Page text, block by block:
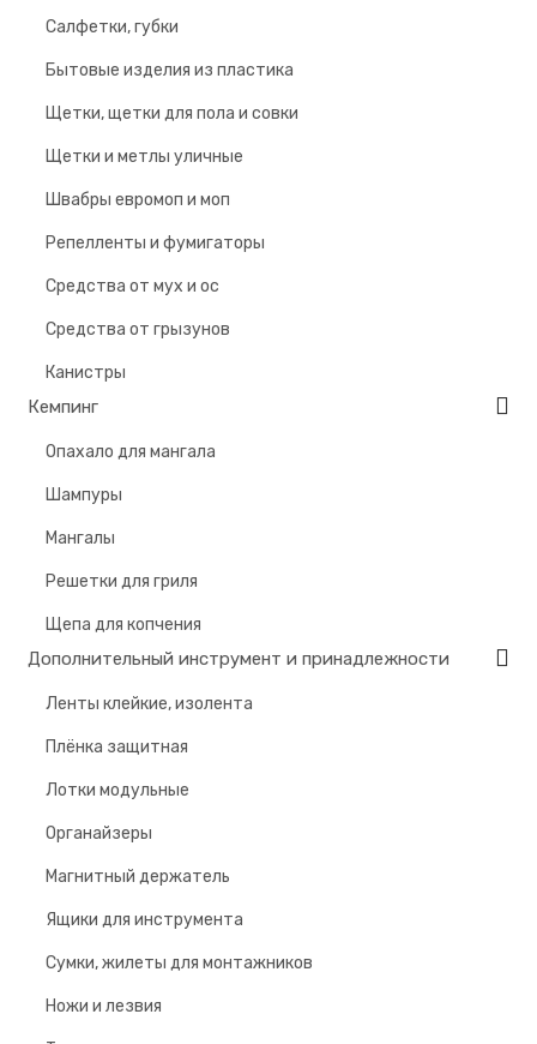
Салфетки, губки
Бытовые изделия из пластика
Щетки, щетки для пола и совки
Щетки и метлы уличные
Швабры евромоп и моп
Репелленты и фумигаторы
Средства от мух и ос
Средства от грызунов
Канистры
Кемпинг
Опахало для мангала
Шампуры
Мангалы
Решетки для гриля
Щепа для копчения
Дополнительный инструмент и принадлежности
Ленты клейкие, изолента
Плёнка защитная
Лотки модульные
Органайзеры
Магнитный держатель
Ящики для инструмента
Сумки, жилеты для монтажников
Ножи и лезвия